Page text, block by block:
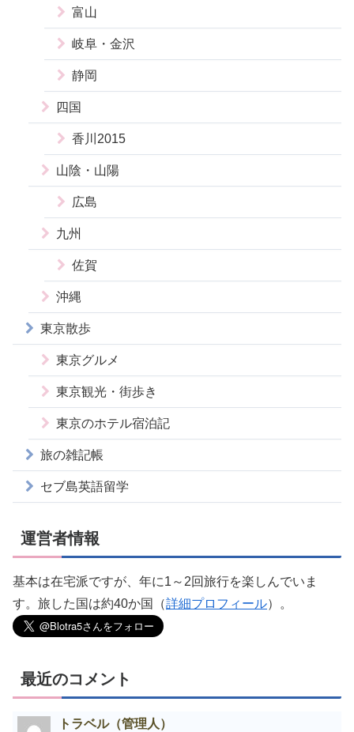
富山
岐阜・金沢
静岡
四国
香川2015
山陰・山陽
広島
九州
佐賀
沖縄
東京散歩
東京グルメ
東京観光・街歩き
東京のホテル宿泊記
旅の雑記帳
セブ島英語留学
運営者情報
基本は在宅派ですが、年に1～2回旅行を楽しんでいま
す。旅した国は約40か国（詳細プロフィール）。
最近のコメント
トラベル（管理人）